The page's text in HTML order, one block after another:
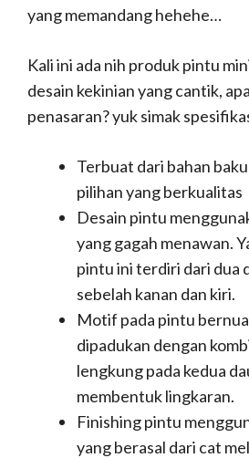
yang memandang hehehe…
Kali ini ada nih produk pintu
desain kekinian yang cantik,
penasaran? yuk simak
Terbuat dari bahan
pilihan yang berkualitas
Desain pintu
yang gagah menawan.
pintu ini terdiri dari dua
sebelah kanan dan kiri.
Motif pada pintu
dipadukan dengan
lengkung pada kedua
membentuk lingkaran.
Finishing pintu
yang berasal dari cat